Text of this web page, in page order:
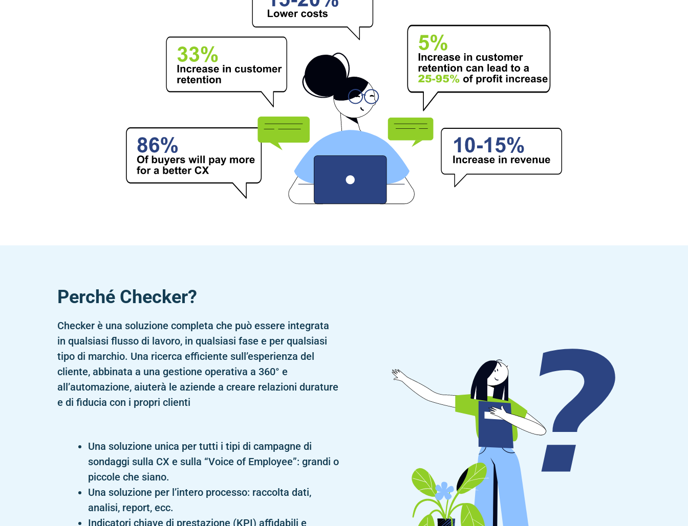
Perché Checker?
Checker è una soluzione completa che può essere integrata
in qualsiasi flusso di lavoro, in qualsiasi fase e per qualsiasi
tipo di marchio. Una ricerca efficiente sull’esperienza del
cliente, abbinata a una gestione operativa a 360° e
all’automazione, aiuterà le aziende a creare relazioni durature
e di fiducia con i propri clienti
Una soluzione unica per tutti i tipi di campagne di
sondaggi sulla CX e sulla “Voice of Employee”: grandi o
piccole che siano.
Una soluzione per l’intero processo: raccolta dati,
analisi, report, ecc.
Indicatori chiave di prestazione (KPI) affidabili e